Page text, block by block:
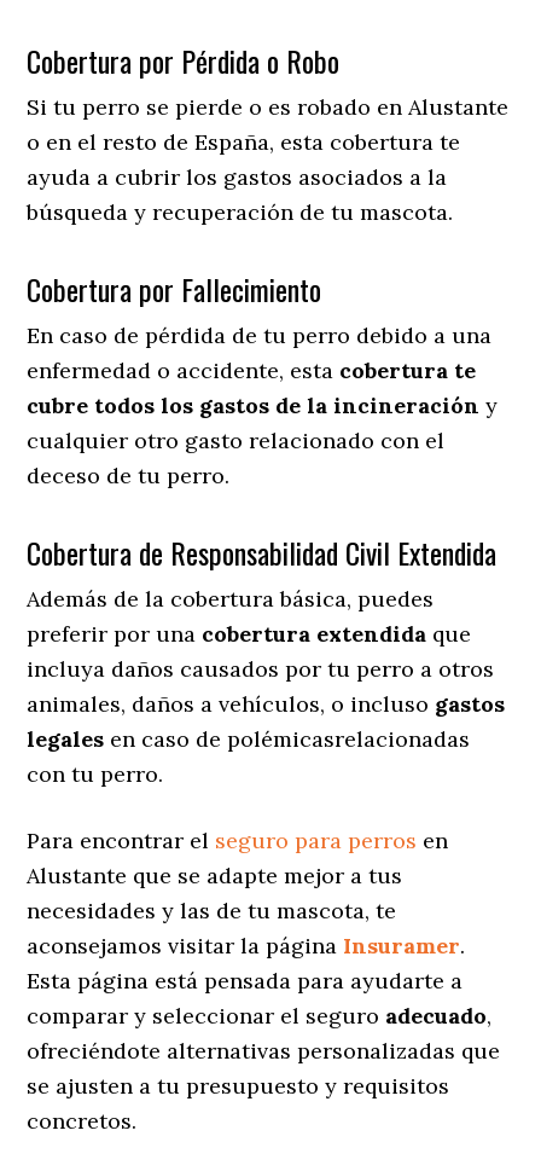
Cobertura por Pérdida o Robo
Si tu perro se pierde o es robado en Alustante
o en el resto de España, esta cobertura te
ayuda a cubrir los gastos asociados a la
búsqueda y recuperación de tu mascota.
Cobertura por Fallecimiento
En caso de pérdida de tu perro debido a una
enfermedad o accidente, esta cobertura te
cubre todos los gastos de la incineración y
cualquier otro gasto relacionado con el
deceso de tu perro.
Cobertura de Responsabilidad Civil Extendida
Además de la cobertura básica, puedes
preferir por una cobertura extendida que
incluya daños causados por tu perro a otros
animales, daños a vehículos, o incluso gastos
legales en caso de polémicasrelacionadas
con tu perro.
Para encontrar el seguro para perros en
Alustante que se adapte mejor a tus
necesidades y las de tu mascota, te
aconsejamos visitar la página Insuramer.
Esta página está pensada para ayudarte a
comparar y seleccionar el seguro adecuado,
ofreciéndote alternativas personalizadas que
se ajusten a tu presupuesto y requisitos
concretos.